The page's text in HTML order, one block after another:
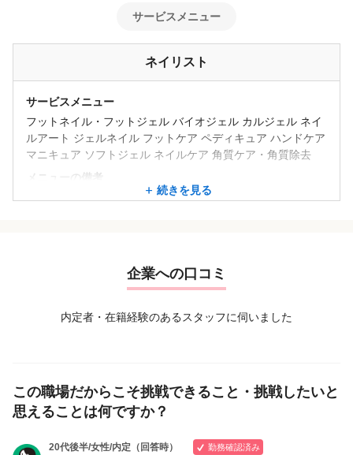
サービスメニュー
ネイリスト
サービスメニュー
フットネイル・フットジェル バイオジェル カルジェル ネイ
ルアート ジェルネイル フットケア ペディキュア ハンドケア
マニキュア ソフトジェル ネイルケア 角質ケア・角質除去
メニューの備考
【まつげエクステ】140本 4,980円～
続きを見る
企業への口コミ
内定者・在籍経験のあるスタッフに伺いました
この職場だからこそ挑戦できること・挑戦したいと
思えることは何ですか？
20代後半/女性/内定（回答時）
勤務確認済み